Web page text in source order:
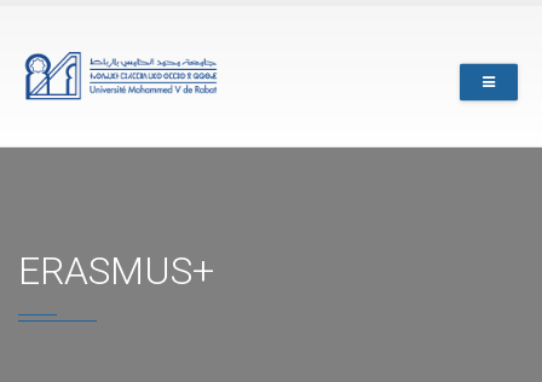
main
content
ERASMUS+